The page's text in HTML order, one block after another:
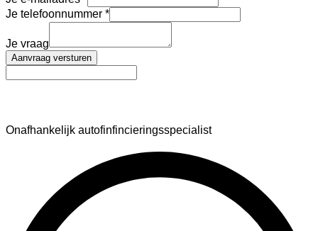
Je telefoonnummer
Je vraag
Aanvraag versturen
Onafhankelijk autofinfincieringsspecialist